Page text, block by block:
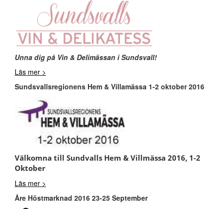
Unna dig på Vin & Delimässan i Sundsvall!
Läs mer >
Sundsvallsregionens Hem & Villamässa 1-2 oktober 2016
Välkomna till Sundvalls Hem & Villmässa 2016, 1-2
Oktober
Läs mer >
Åre Höstmarknad 2016 23-25 September